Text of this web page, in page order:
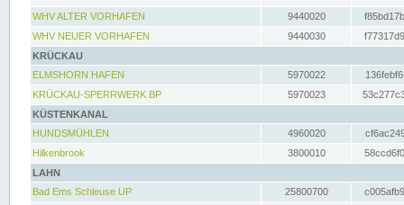
WHV ALTER VORHAFEN
9440020
WHV NEUER VORHAFEN
9440030
KRÜCKAU
ELMSHORN HAFEN
5970022
KRÜCKAU-SPERRWERK BP
5970023
KÜSTENKANAL
HUNDSMÜHLEN
4960020
Hilkenbrook
3800010
LAHN
Bad Ems Schleuse UP
25800700